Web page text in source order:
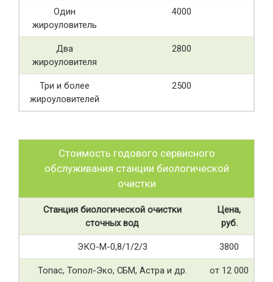
Один
жироуловитель
4000
Два
жироуловителя
2800
Три и более
жироуловителей
2500
Стоимость годового сервисного
обслуживания станции биологической
очистки
Станция биологической очистки
сточных вод
Цена,
руб.
ЭКО-М-0,8/1/2/3 3800
Топас, Топол-Эко, СБМ, Астра и др. от 12 000